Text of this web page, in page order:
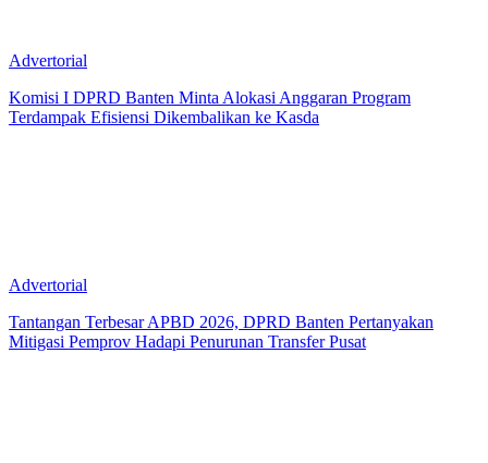
Advertorial
Komisi I DPRD Banten Minta Alokasi Anggaran Program
Terdampak Efisiensi Dikembalikan ke Kasda
Advertorial
Tantangan Terbesar APBD 2026, DPRD Banten Pertanyakan
Mitigasi Pemprov Hadapi Penurunan Transfer Pusat